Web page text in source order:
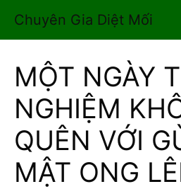
đến
nội
Chuyên Gia Diệt Mối
MỘT NGÀY
NGHIỆM
QUÊN VỚI
MẬT ONG